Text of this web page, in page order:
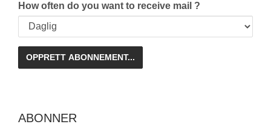
How often do you want to receive mail ?
ABONNER